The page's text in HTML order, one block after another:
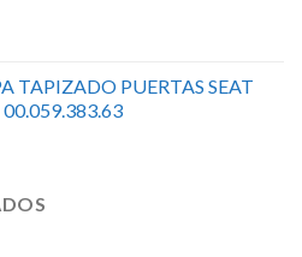
TAPIZADO PUERTAS SEAT